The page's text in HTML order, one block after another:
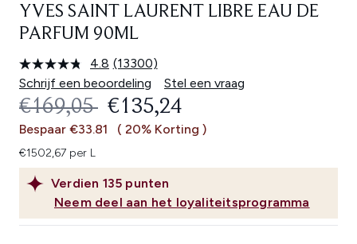
YVES SAINT LAURENT LIBRE EAU DE
PARFUM 90ML
4.8 Lees
13300
beoordelingen.
Dezelfde
paginalink.
(13300)
Schrijf een beoordeling
Stel een vraag
Verdien 135 punten
Neem deel aan het loyaliteitsprogramma
RECOMMENDED RETAIL PRICE:
€169,05 HUIDIGE PRIJS:
€135,24
Bespaar €33.81 ( 20% Korting )
€1502,67 per L